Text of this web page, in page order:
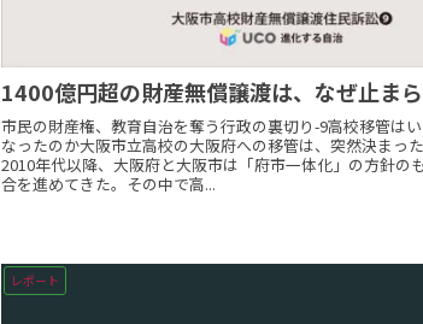
1400億円超の財産無償譲渡は、なぜ止ま
市民の財産権、教育自治を奪う行政の裏切り-9高校移管は
なったのか大阪市立高校の大阪府への移管は、突然決まった
2010年代以降、大阪府と大阪市は「府市一体化」の方針の
合を進めてきた。その中で高...
レポート